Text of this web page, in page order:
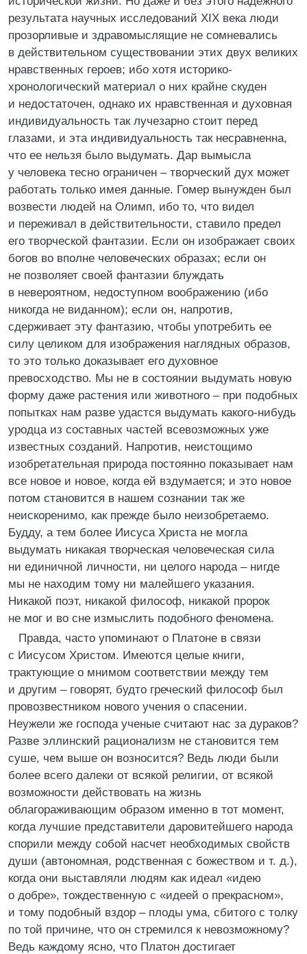
результата научных исследований XIX века люди
прозорливые и здравомыслящие не сомневались
в действительном существовании этих двух великих
нравственных героев; ибо хотя историко-
хронологический материал о них крайне скуден
и недостаточен, однако их нравственная и духовная
индивидуальность так лучезарно стоит перед
глазами, и эта индивидуальность так несравненна,
что ее нельзя было выдумать. Дар вымысла
у человека тесно ограничен – творческий дух может
работать только имея данные. Гомер вынужден был
возвести людей на Олимп, ибо то, что видел
и переживал в действительности, ставило предел
его творческой фантазии. Если он изображает своих
богов во вполне человеческих образах; если он
не позволяет своей фантазии блуждать
в невероятном, недоступном воображению (ибо
никогда не виданном); если он, напротив,
сдерживает эту фантазию, чтобы употребить ее
силу целиком для изображения наглядных образов,
то это только доказывает его духовное
превосходство. Мы не в состоянии выдумать новую
форму даже растения или животного – при подобных
попытках нам разве удастся выдумать какого-нибудь
уродца из составных частей всевозможных уже
известных созданий. Напротив, неистощимо
изобретательная природа постоянно показывает нам
все новое и новое, когда ей вздумается; и это новое
потом становится в нашем сознании так же
неискоренимо, как прежде было неизобретаемо.
Будду, а тем более Иисуса Христа не могла
выдумать никакая творческая человеческая сила
ни единичной личности, ни целого народа – нигде
мы не находим тому ни малейшего указания.
Никакой поэт, никакой философ, никакой пророк
не мог и во сне измыслить подобного феномена.
Правда, часто упоминают о Платоне в связи
с Иисусом Христом. Имеются целые книги,
трактующие о мнимом соответствии между тем
и другим – говорят, будто греческий философ был
провозвестником нового учения о спасении.
Неужели же господа ученые считают нас за дураков?
Разве эллинский рационализм не становится тем
суше, чем выше он возносится? Ведь люди были
более всего далеки от всякой религии, от всякой
возможности действовать на жизнь
облагораживающим образом именно в тот момент,
когда лучшие представители даровитейшего народа
спорили между собой насчет необходимых свойств
души (автономная, родственная с божеством и т. д.),
когда они выставляли людям как идеал «идею
о добре», тождественную с «идеей о прекрасном»,
и тому подобный вздор – плоды ума, сбитого с толку
по той причине, что он стремился к невозможному?
Ведь каждому ясно, что Платон достигает